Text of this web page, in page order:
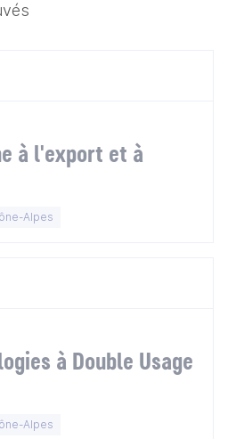
à l'export et à
Alpes
à Double Usage
Alpes